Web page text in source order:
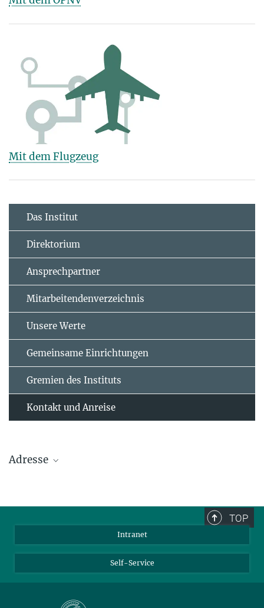
Mit dem Flugzeug
Das Institut
Direktorium
Ansprechpartner
Mitarbeitendenverzeichnis
Unsere Werte
Gemeinsame Einrichtungen
Gremien des Instituts
Kontakt und Anreise
Adresse
55128 Mainz
Tel.: +49 6131 379-0
Fax: +49 6131 379-100
Mail: info@mpip-mainz.mpg.de
TOP
Intranet
Self-Service